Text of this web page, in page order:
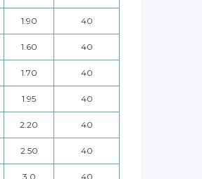
1.90 40
1.60 40
1.70 40
1.95 40
2.20 40
2.50 40
3.0 40